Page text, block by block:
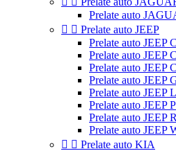
Prelate auto
  Prelate auto JEEP
Prelate auto JEEP
Prelate auto JEEP
Prelate auto JEEP
Prelate auto JEEP
Prelate auto JEEP
Prelate auto JEEP
Prelate auto JEEP
Prelate auto JEEP
  Prelate auto KIA